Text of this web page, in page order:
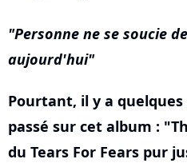
Personne ne se soucie
aujourd'hui
Pourtant, il y a
passé sur cet album :
du Tears For Fears pur